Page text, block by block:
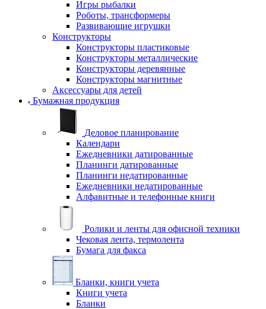
Игры рыбалки
Роботы, трансформеры
Развивающие игрушки
Конструкторы
Конструкторы пластиковые
Конструкторы металлические
Конструкторы деревянные
Конструкторы магнитные
Аксессуары для детей
Бумажная продукция
Деловое планирование
Календари
Ежедневники датированные
Планинги датированные
Планинги недатированные
Ежедневники недатированные
Алфавитные и телефонные книги
Ролики и ленты для офисной техники
Чековая лента, термолента
Бумага для факса
Бланки, книги учета
Книги учета
Бланки